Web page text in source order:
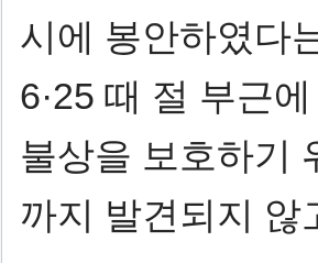
시에 봉안하였다
6·25 때 절 부근
불상을 보호하기
까지 발견되지 않